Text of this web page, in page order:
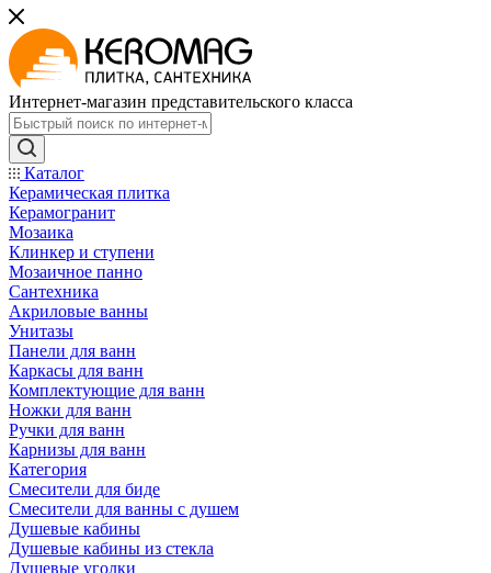
Интернет-магазин представительского класса
Каталог
Керамическая плитка
Керамогранит
Мозаика
Клинкер и ступени
Мозаичное панно
Сантехника
Акриловые ванны
Унитазы
Панели для ванн
Каркасы для ванн
Комплектующие для ванн
Ножки для ванн
Ручки для ванн
Карнизы для ванн
Категория
Смесители для биде
Смесители для ванны с душем
Душевые кабины
Душевые кабины из стекла
Душевые уголки